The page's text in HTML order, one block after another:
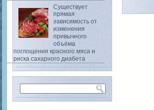
Существует
прямая
зависимость от
изменения
привычного
объёма
поглощения красного мяса и
риска сахарного диабета